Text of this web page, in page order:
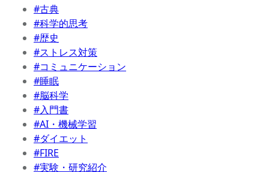
#古典
#科学的思考
#歴史
#ストレス対策
#コミュニケーション
#睡眠
#脳科学
#入門書
#AI・機械学習
#ダイエット
#FIRE
#実験・研究紹介